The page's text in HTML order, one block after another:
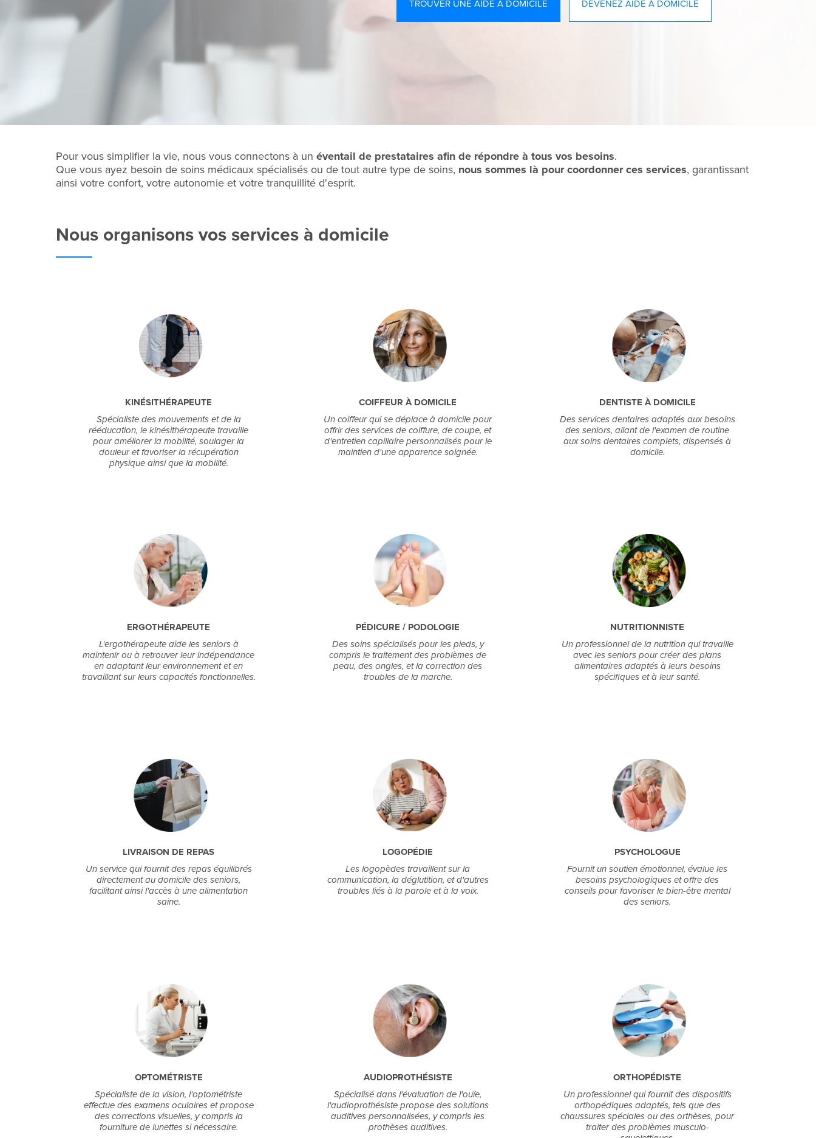
TROUVER UNE AIDE À DOMICILE DEVENEZ AIDE À DOMICILE
Pour vous simplifier la vie, nous vous connectons à un éventail de prestataires afin de répondre à tous vos besoins.
Que vous ayez besoin de soins médicaux spécialisés ou de tout autre type de soins, nous sommes là pour coordonner ces services, garantissant
ainsi votre confort, votre autonomie et votre tranquillité d'esprit.
Nous organisons vos services à domicile
KINÉSITHÉRAPEUTE
Spécialiste des mouvements et de la
rééducation, le kinésithérapeute travaille
pour améliorer la mobilité, soulager la
douleur et favoriser la récupération
physique ainsi que la mobilité.
COIFFEUR À DOMICILE
Un coiffeur qui se déplace à domicile pour
offrir des services de coiffure, de coupe, et
d'entretien capillaire personnalisés pour le
maintien d'une apparence soignée.
DENTISTE À DOMICILE
Des services dentaires adaptés aux besoins
des seniors, allant de l'examen de routine
aux soins dentaires complets, dispensés à
domicile.
ERGOTHÉRAPEUTE
L'ergothérapeute aide les seniors à
maintenir ou à retrouver leur indépendance
en adaptant leur environnement et en
travaillant sur leurs capacités fonctionnelles.
PÉDICURE / PODOLOGIE
Des soins spécialisés pour les pieds, y
compris le traitement des problèmes de
peau, des ongles, et la correction des
troubles de la marche.
NUTRITIONNISTE
Un professionnel de la nutrition qui travaille
avec les seniors pour créer des plans
alimentaires adaptés à leurs besoins
spécifiques et à leur santé.
LIVRAISON DE REPAS
Un service qui fournit des repas équilibrés
directement au domicile des seniors,
facilitant ainsi l'accès à une alimentation
saine.
LOGOPÉDIE
Les logopèdes travaillent sur la
communication, la déglutition, et d'autres
troubles liés à la parole et à la voix.
PSYCHOLOGUE
Fournit un soutien émotionnel, évalue les
besoins psychologiques et offre des
conseils pour favoriser le bien-être mental
des seniors.
OPTOMÉTRISTE
Spécialiste de la vision, l'optométriste
effectue des examens oculaires et propose
des corrections visuelles, y compris la
fourniture de lunettes si nécessaire.
AUDIOPROTHÉSISTE
Spécialisé dans l'évaluation de l'ouïe,
l'audioprothésiste propose des solutions
auditives personnalisées, y compris les
prothèses auditives.
ORTHOPÉDISTE
Un professionnel qui fournit des dispositifs
orthopédiques adaptés, tels que des
chaussures spéciales ou des orthèses, pour
traiter des problèmes musculo-